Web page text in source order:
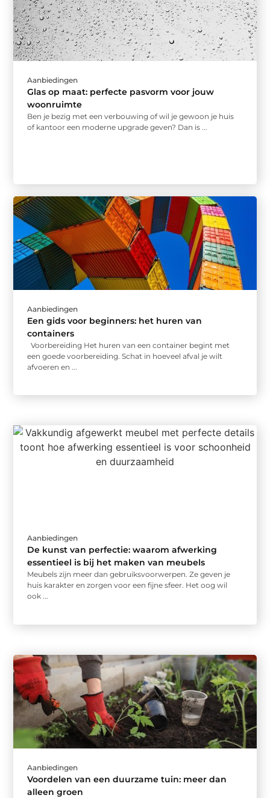
Aanbiedingen
Glas op maat: perfecte pasvorm voor jouw
woonruimte
Ben je bezig met een verbouwing of wil je gewoon je huis
of kantoor een moderne upgrade geven? Dan is ...
Aanbiedingen
Een gids voor beginners: het huren van
containers
Voorbereiding Het huren van een container begint met
een goede voorbereiding. Schat in hoeveel afval je wilt
afvoeren en ...
Aanbiedingen
De kunst van perfectie: waarom afwerking
essentieel is bij het maken van meubels
Meubels zijn meer dan gebruiksvoorwerpen. Ze geven je
huis karakter en zorgen voor een fijne sfeer. Het oog wil
ook ...
Aanbiedingen
Voordelen van een duurzame tuin: meer dan
alleen groen